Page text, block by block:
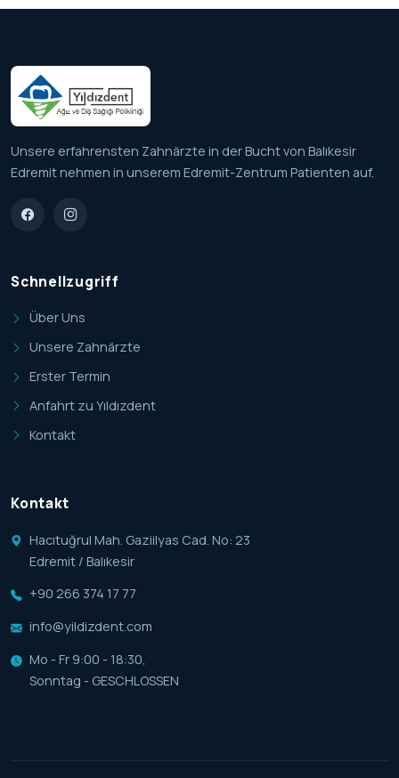
Unsere erfahrensten Zahnärzte in der Bucht von Balıkesir
Edremit nehmen in unserem Edremit-Zentrum Patienten auf.
Schnellzugriff
Über Uns
Unsere Zahnärzte
Erster Termin
Anfahrt zu Yıldızdent
Kontakt
Kontakt
Hacıtuğrul Mah. Gaziilyas Cad. No: 23
Edremit / Balıkesir
+90 266 374 17 77
info@yildizdent.com
Mo - Fr 9:00 - 18:30,
Sonntag - GESCHLOSSEN